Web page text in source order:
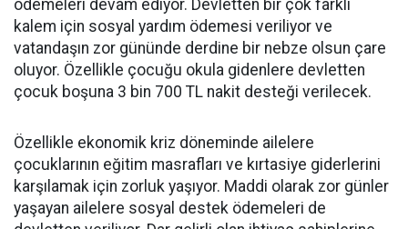
ödemeleri devam ediyor. Devletten bir çok farklı
kalem için sosyal yardım ödemesi veriliyor ve
vatandaşın zor gününde derdine bir nebze olsun çare
oluyor. Özellikle çocuğu okula gidenlere devletten
çocuk boşuna 3 bin 700 TL nakit desteği verilecek.
Özellikle ekonomik kriz döneminde ailelere
çocuklarının eğitim masrafları ve kırtasiye giderlerini
karşılamak için zorluk yaşıyor. Maddi olarak zor günler
yaşayan ailelere sosyal destek ödemeleri de